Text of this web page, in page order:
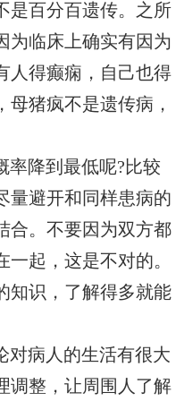
是百分百遗传。之所
为临床上确实有因为
人得癫痫，自己也得
母猪疯不是遗传病，
率降到最低呢?比较
量避开和同样患病的
合。不要因为双方都
起，这是不对的。
知识，了解得多就能
对病人的生活有很大
调整，让周围人了解